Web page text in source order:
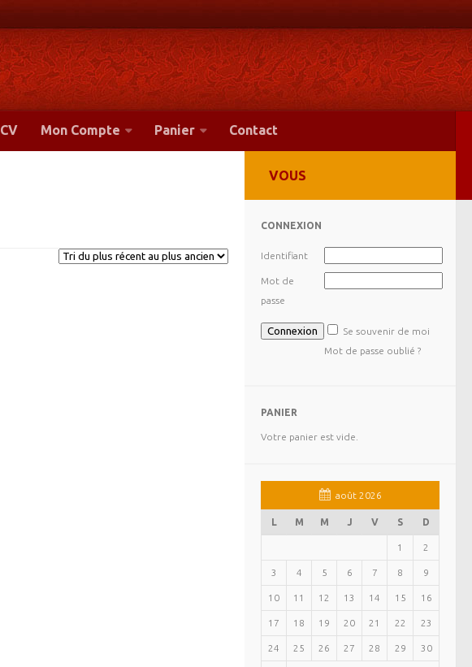
CV Mon Compte Panier Contact
VOUS
CONNEXION
Identifiant
Mot de
passe
Se souvenir de moi
Mot de passe oublié ?
PANIER
Votre panier est vide.
août 2026
L M M J V S D
1 2
3 4 5 6 7 8 9
10 11 12 13 14 15 16
17 18 19 20 21 22 23
24 25 26 27 28 29 30